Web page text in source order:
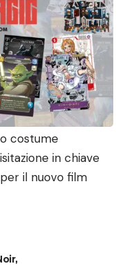
costume
in chiave
il nuovo film